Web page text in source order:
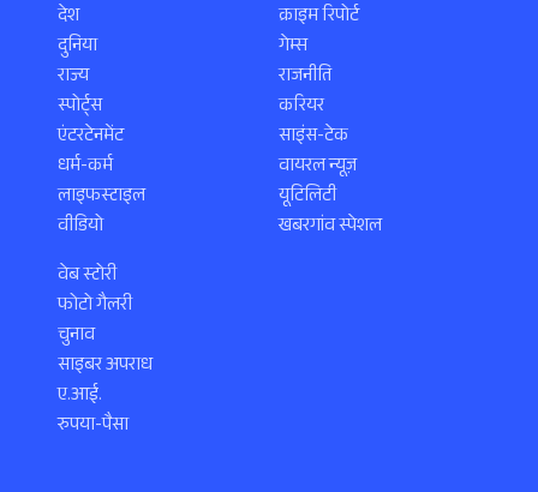
देश
दुनिया
राज्य
स्पोर्ट्स
एंटरटेनमेंट
धर्म-कर्म
लाइफस्टाइल
वीडियो
क्राइम रिपोर्ट
गेम्स
राजनीति
करियर
साइंस-टेक
वायरल न्यूज़
यूटिलिटी
खबरगांव स्पेशल
वेब स्टोरी
फोटो गैलरी
चुनाव
साइबर अपराध
ए.आई.
रुपया-पैसा